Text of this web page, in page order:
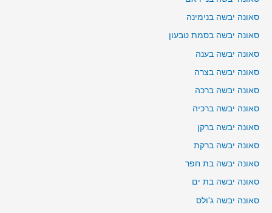
סאונה יבשה בנימינה
סאונה יבשה בסמת טבעון
סאונה יבשה בענה
סאונה יבשה בצרה
סאונה יבשה ברכה
סאונה יבשה ברכיה
סאונה יבשה ברקן
סאונה יבשה ברקת
סאונה יבשה בת חפר
סאונה יבשה בת ים
סאונה יבשה ג'ולס